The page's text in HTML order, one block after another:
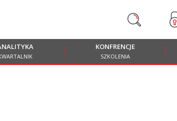
KONFRENCJE
SZKOLENIA